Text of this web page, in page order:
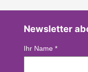
Newsletter
Ihr Name*